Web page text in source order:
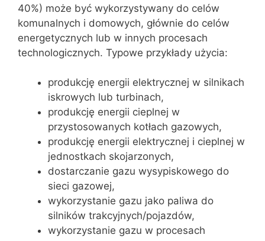
40%) może być wykorzystywany do celów
komunalnych i domowych, głównie do celów
energetycznych lub w innych procesach
technologicznych. Typowe przykłady użycia:
produkcję energii elektrycznej w silnikach
iskrowych lub turbinach,
produkcję energii cieplnej w
przystosowanych kotłach gazowych,
produkcję energii elektrycznej i cieplnej w
jednostkach skojarzonych,
dostarczanie gazu wysypiskowego do
sieci gazowej,
wykorzystanie gazu jako paliwa do
silników trakcyjnych/pojazdów,
wykorzystanie gazu w procesach